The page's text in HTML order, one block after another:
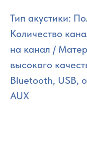
Тип акустики:
Количество
на канал /
высокого
Bluetooth, USB,
AUX